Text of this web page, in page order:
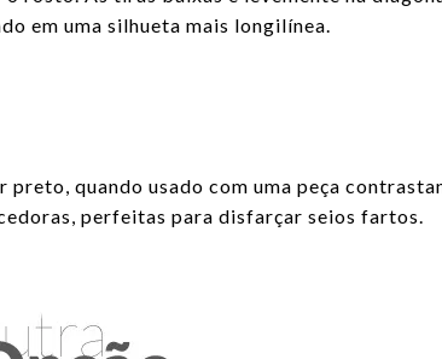
em uma silhueta mais longilínea.
preto, quando usado com uma peça
perfeitas para disfarçar seios fartos.